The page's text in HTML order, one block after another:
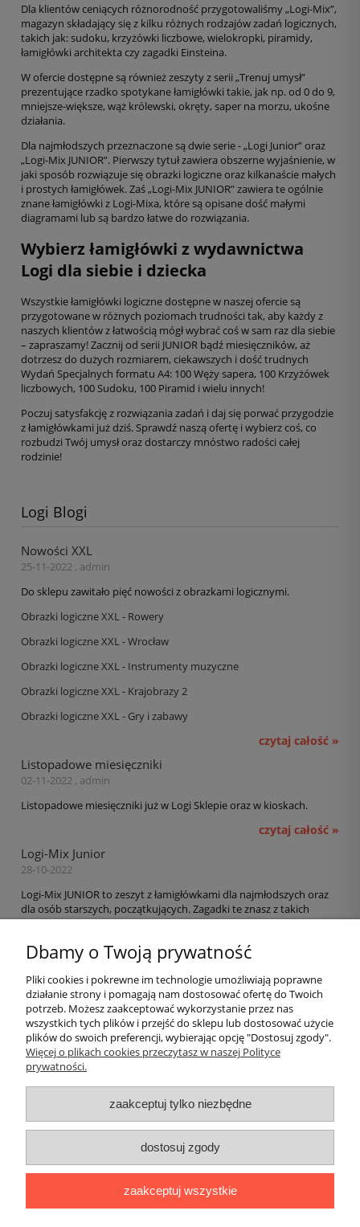
Dla klientów ceniących różnorodność przygotowaliśmy „Logi-Mix”,
magazyn składający się z kilku różnych rodzajów zadań logicznych,
takich jak: sudoku, krzyżówki liczbowe, wielokropki, piramidy,
łamigłówki architekta czy zagadki Einsteina.
W ofercie dostępne są również zeszyty z serii „Trenuj umysł”
prezentujące rzadko spotykane łamigłówki takie, jak np. od 0 do 9,
mniejsze-większe, wąż królewski, okręty, saper na morzu, ukośne
działania.
Dla najmłodszych przeznaczone są dwie serie - „Logi Junior” oraz
„Logi-Mix JUNIOR”. Pierwszy tytuł zawiera obszerne wyjaśnienie, w
jaki sposób rozwiązuje się obrazki logiczne oraz kilkanaście małych
i prostych łamigłówek. Zaś „Logi-Mix JUNIOR” zawiera te ogólnie
znane łamigłówki z Logi-Mixa, które są opisane dość małymi
diagramami lub są bardzo łatwe do rozwiązania.
Wybierz łamigłówki z wydawnictwa
Logi dla siebie i dziecka
Wszystkie łamigłówki logiczne dostępne w naszej ofercie są
przygotowane w różnych poziomach trudności tak, aby każdy z
naszych klientów z łatwością mógł wybrać coś w sam raz dla siebie
– zapraszamy! Zacznij od serii JUNIOR bądź miesięczników, aż
dotrzesz do dużych rozmiarem, ciekawszych i dość trudnych
Wydań Specjalnych formatu A4: 100 Węży sapera, 100 Krzyżówek
liczbowych, 100 Sudoku, 100 Piramid i wielu innych!
Poczuj satysfakcję z rozwiązania zadań i daj się porwać przygodzie
z łamigłówkami już dziś. Sprawdź naszą ofertę i wybierz coś, co
rozbudzi Twój umysł oraz dostarczy mnóstwo radości całej
rodzinie!
Logi Blogi
Nowości XXL
25-11-2022 , admin
Do sklepu zawitało pięć nowości z obrazkami logicznymi.
Obrazki logiczne XXL - Rowery
Obrazki logiczne XXL - Wrocław
Obrazki logiczne XXL - Instrumenty muzyczne
Obrazki logiczne XXL - Krajobrazy 2
Obrazki logiczne XXL - Gry i zabawy
czytaj całość »
Listopadowe miesięczniki
02-11-2022 , admin
Listopadowe miesięczniki już w Logi Sklepie oraz w kioskach.
czytaj całość »
Logi-Mix Junior
28-10-2022
Logi-Mix JUNIOR to zeszyt z łamigłówkami dla najmłodszych oraz
dla osób starszych, początkujących. Zagadki te znasz z takich
zeszytów, jak "Logi-Mix" oraz "Trenuj umysł!".
Pomoc
Moje konto
Informacje
O nas
Logi|| ul. Kiwerska 27, 01-682 Warszawa, woj. mazowieckie ||
Dbamy o Twoją prywatność
Pliki cookies i pokrewne im technologie umożliwiają poprawne
działanie strony i pomagają nam dostosować ofertę do Twoich
potrzeb. Możesz zaakceptować wykorzystanie przez nas
wszystkich tych plików i przejść do sklepu lub dostosować użycie
plików do swoich preferencji, wybierając opcję "Dostosuj zgody".
Więcej o plikach cookies przeczytasz w naszej Polityce
prywatności.
zaakceptuj tylko niezbędne
dostosuj zgody
zaakceptuj wszystkie